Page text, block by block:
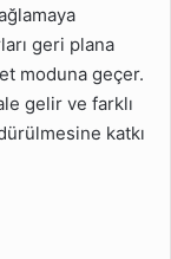
geri plana
moduna geçer.
gelir ve farklı
katkı